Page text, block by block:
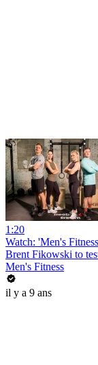
1:20
Watch: 'Men's
Brent Fikowski to
Men's Fitness
il y a 9 ans